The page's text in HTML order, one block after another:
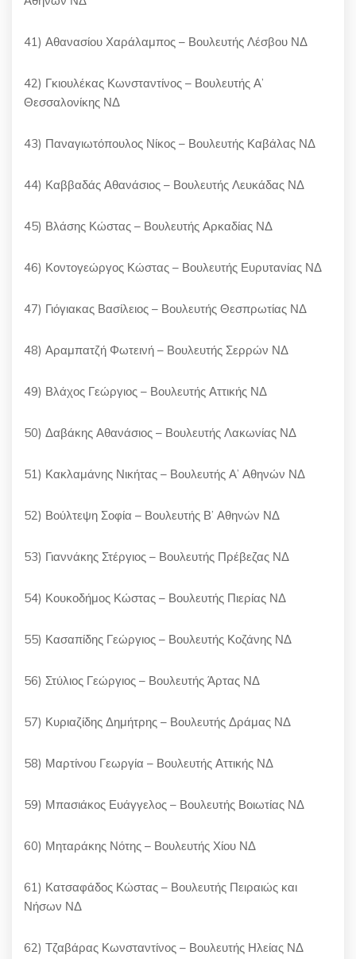
41) Αθανασίου Χαράλαμπος – Βουλευτής Λέσβου ΝΔ
42) Γκιουλέκας Κωνσταντίνος – Βουλευτής Α’
Θεσσαλονίκης ΝΔ
43) Παναγιωτόπουλος Νίκος – Βουλευτής Καβάλας ΝΔ
44) Καββαδάς Αθανάσιος – Βουλευτής Λευκάδας ΝΔ
45) Βλάσης Κώστας – Βουλευτής Αρκαδίας ΝΔ
46) Κοντογεώργος Κώστας – Βουλευτής Ευρυτανίας ΝΔ
47) Γιόγιακας Βασίλειος – Βουλευτής Θεσπρωτίας ΝΔ
48) Αραμπατζή Φωτεινή – Βουλευτής Σερρών ΝΔ
49) Βλάχος Γεώργιος – Βουλευτής Αττικής ΝΔ
50) Δαβάκης Αθανάσιος – Βουλευτής Λακωνίας ΝΔ
51) Κακλαμάνης Νικήτας – Βουλευτής Α’ Αθηνών ΝΔ
52) Βούλτεψη Σοφία – Βουλευτής Β’ Αθηνών ΝΔ
53) Γιαννάκης Στέργιος – Βουλευτής Πρέβεζας ΝΔ
54) Κουκοδήμος Κώστας – Βουλευτής Πιερίας ΝΔ
55) Κασαπίδης Γεώργιος – Βουλευτής Κοζάνης ΝΔ
56) Στύλιος Γεώργιος – Βουλευτής Άρτας ΝΔ
57) Κυριαζίδης Δημήτρης – Βουλευτής Δράμας ΝΔ
58) Μαρτίνου Γεωργία – Βουλευτής Αττικής ΝΔ
59) Μπασιάκος Ευάγγελος – Βουλευτής Βοιωτίας ΝΔ
60) Μηταράκης Νότης – Βουλευτής Χίου ΝΔ
61) Κατσαφάδος Κώστας – Βουλευτής Πειραιώς και
Νήσων ΝΔ
62) Τζαβάρας Κωνσταντίνος – Βουλευτής Ηλείας ΝΔ